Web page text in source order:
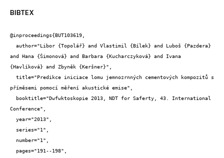
BIBTEX
@inproceedings{BUT103619,
and Hana {Šimonová} and Barbara {Kucharczyková} and Ivana
{Havlíková} and Zbyněk {Keršner}",
příměsemi pomocí měření akustické emise",
Conference",